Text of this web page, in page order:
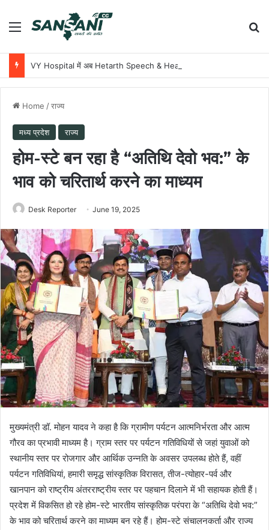
Menu
Home /राज्य
मध्य प्रदेश राज्य
होम-स्टे बन रहा है “अतिथि देवो भव:” के
भाव को चरितार्थ करने का माध्यम
Desk Reporter June 19, 2025
मुख्यमंत्री डॉ. मोहन यादव ने कहा है कि ग्रामीण पर्यटन आत्मनिर्भरता और आत्म
गौरव का प्रभावी माध्यम है। ग्राम स्तर पर पर्यटन गतिविधियों से जहां युवाओं को
स्थानीय स्तर पर रोजगार और आर्थिक उन्नति के अवसर उपलब्ध होते हैं, वहीं
पर्यटन गतिविधियां, हमारी समृद्ध सांस्कृतिक विरासत, तीज-त्योहार-पर्व और
खानपान को राष्ट्रीय अंतरराष्ट्रीय स्तर पर पहचान दिलाने में भी सहायक होती हैं।
प्रदेश में विकसित हो रहे होम-स्टे भारतीय सांस्कृतिक परंपरा के “अतिथि देवो भव:”
के भाव को चरितार्थ करने का माध्यम बन रहे हैं। होम-स्टे संचालनकर्ता और राज्य